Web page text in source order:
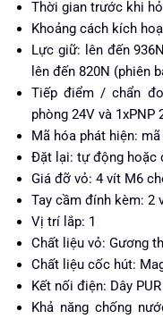
Thời gian trước khi
Khoảng cách kích
Lực giữ: lên đến
lên đến 820N (phiên
Tiếp điểm / chẩn
phòng 24V và 1xPNP
Mã hóa phát hiện:
Đặt lại: tự động hoặc
Giá đỡ vỏ: 4 vít M6
Tay cầm đính kèm: 2
Vị trí lắp: 1
Chất liệu vỏ: Gương
Chất liệu cốc hút:
Kết nối điện: Dây
Khả năng chống